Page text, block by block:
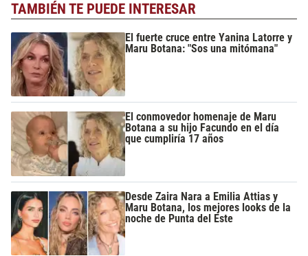
TAMBIÉN TE PUEDE INTERESAR
El fuerte cruce entre Yanina Latorre y
Maru Botana: "Sos una mitómana"
El conmovedor homenaje de Maru
Botana a su hijo Facundo en el día
que cumpliría 17 años
Desde Zaira Nara a Emilia Attias y
Maru Botana, los mejores looks de la
noche de Punta del Este